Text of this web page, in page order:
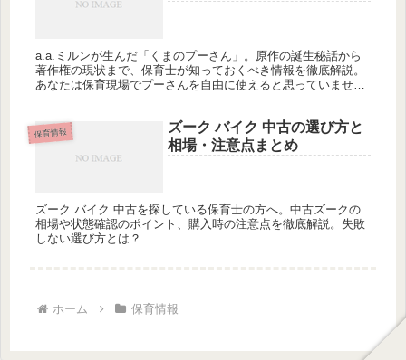
a.a.ミルンが生んだ「くまのプーさん」。原作の誕生秘話から
著作権の現状まで、保育士が知っておくべき情報を徹底解説。
あなたは保育現場でプーさんを自由に使えると思っていません
保育情報
ズーク バイク 中古の選び方と
相場・注意点まとめ
ズーク バイク 中古を探している保育士の方へ。中古ズークの
相場や状態確認のポイント、購入時の注意点を徹底解説。失敗
しない選び方とは？
ホーム 保育情報